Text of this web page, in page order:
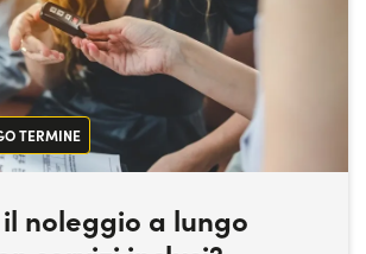
TERMINE
noleggio a lungo